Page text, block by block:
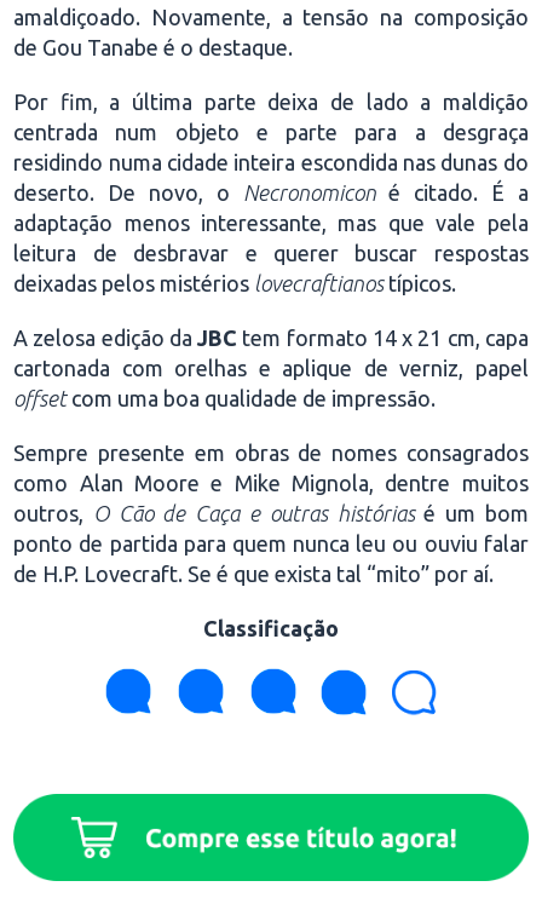
amaldiçoado. Novamente, a tensão na composição
de Gou Tanabe é o destaque.
Por fim, a última parte deixa de lado a maldição
centrada num objeto e parte para a desgraça
residindo numa cidade inteira escondida nas dunas do
deserto. De novo, o Necronomiconé citado. É a
adaptação menos interessante, mas que vale pela
leitura de desbravar e querer buscar respostas
deixadas pelos mistérios lovecraftianostípicos.
A zelosa edição daJBC tem formato 14 x 21 cm, capa
cartonada com orelhas e aplique de verniz, papel
offsetcom uma boa qualidade de impressão.
Sempre presente em obras de nomes consagrados
como Alan Moore e Mike Mignola, dentre muitos
outros, O Cão de Caça e outras históriasé um bom
ponto de partida para quem nunca leu ou ouviu falar
de H.P. Lovecraft. Se é que exista tal “mito” por aí.
Classificação